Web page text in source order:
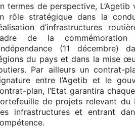
termes de perspective,
rôle stratégique dans la
d’infrastructures
de la
(11 décembre)
du pays et dans la mise
Par ailleurs un contrat-
entre l’Agetib et le
plan, l’Etat garantira
de projets relevant du
infrastructures et entrant